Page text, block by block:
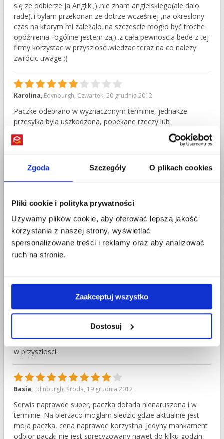
Zgoda Szczegóły O plikach cookies
Pliki cookie i polityka prywatności
Używamy plików cookie, aby oferować lepszą jakość
korzystania z naszej strony, wyświetlać
spersonalizowane treści i reklamy oraz aby analizować
ruch na stronie.
Zaakceptuj wszystko
Dostosuj
się ze odbierze ja Anglik ;)..nie znam angielskiego(ale dalo
rade)..i bylam przekonan ze dotrze wcześniej ,na okreslony
czas na ktorym mi zależalo..na szczescie mogło być troche
opóźnienia--ogólnie jestem za;)..z cała pewnoscia bede z tej
firmy korzystac w przyszlosci.wiedzac teraz na co nalezy
zwrócic uwage ;)
6
Karolina, Edynburgh, Czwartek, 20 grudnia 2012
Paczke odebrano w wyznaczonym terminie, jednakze
przesylka byla uszkodzona, popekane rzeczy lub
uszkodzone calkowicie; takie jak w metalowym pudelku
,EDINBURGH Czwartek, 20 grudnia 2012
JESTESCIE SUPER I BARDZO WAM DZIEKUJE!Wysylalam
wciaz moglam sprawdzac oneline gdzie w danym dniu jest
przesylka.Pozdrawiam Pana z Waszego biura w Edynburgu
,ktory telefonicznie cierpliwie i grzecznie udzielil mi
wyczerpujacych info. WESOLYCH SWIAT I SZCZESCIA W
NOWYM ROKU WAM ZYCZE! ....I do nastepnego....
wszystkiego najlepszego w Nowym Roku!
Środa, 19 grudnia 2012
Wspaniala obsluga.Szybko dostawa.Napewno uzyje tej firmy
w przyszlosci.
9
Basia, Edinburgh,Środa, 19 grudnia 2012
Serwis naprawde super, paczka dotarla nienaruszona i w
terminie. Na bierzaco moglam sledzic gdzie aktualnie jest
moja paczka, cena naprawde korzystna. Jedyny mankament
odbior paczki nie jest sprecyzowany nawet do kilku godzin,